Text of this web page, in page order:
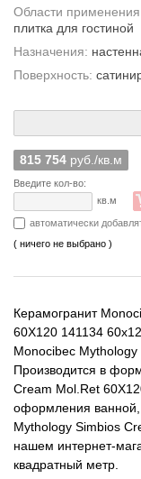
Области
плитка для гостиной
Назначения:
Поверхность:
815 754 руб./кв.м
Введите кол-во:
кв.м
автоматически
( ничего не выбрано )
Керамогранит
60X120 141134
Monocibec Mythology
Производится в
Cream Mol.Ret
оформления ванной,
Mythology Simbios
нашем интернет-
квадратный метр.